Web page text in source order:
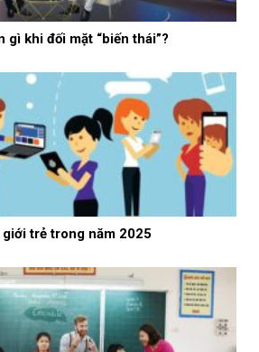
gì khi đối mặt “biến thái”?
giới trẻ trong năm 2025